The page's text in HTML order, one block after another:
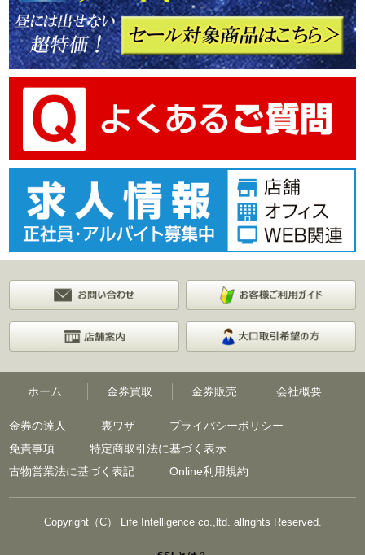
ホーム 金券買取 金券販売 会社概要
金券の達人 裏ワザ
プライバシーポリシー
免責事項
特定商取引法に基づく表示
古物営業法に基づく表記
Online利用規約
Copyright（C） Life Intelligence co.,ltd. allrights Reserved.